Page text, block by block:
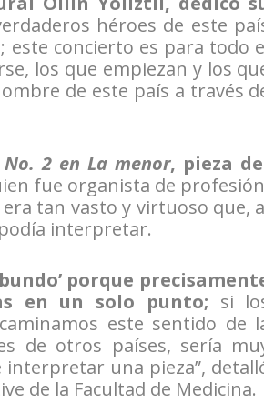
héroes de este
este concierto es para todo
los que empiezan y los
de este país a través
2 en La menor, pieza
fue organista de
tan vasto y virtuoso que,
interpretar.
porque
en un solo punto; si
este sentido de
de otros países, sería
una pieza”,
de la Facultad de Medicina.